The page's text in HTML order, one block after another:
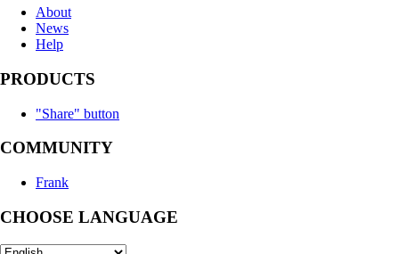
About
News
Help
PRODUCTS
"Share" button
COMMUNITY
Frank
CHOOSE LANGUAGE